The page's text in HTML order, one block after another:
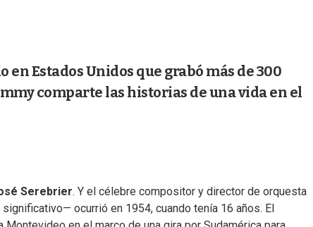
Estados Unidos que grabó más de 300
comparte las historias de una vida en el
Serebrier. Y el célebre compositor y director de orquesta
ocurrió en 1954, cuando tenía 16 años. El